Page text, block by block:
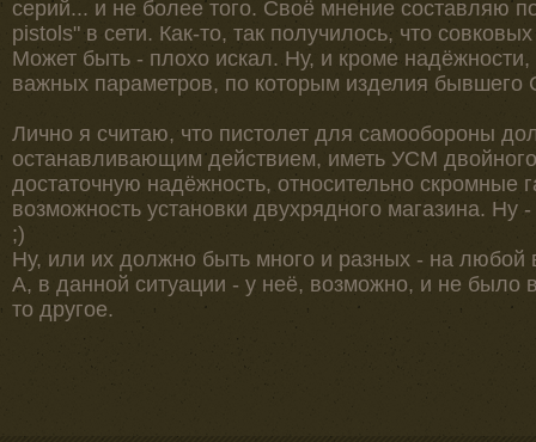
серий... и не более того. Своё мнение составляю
pistols" в сети. Как-то, так получилось, что
Может быть - плохо искал. Ну, и кроме надёжности,
важных параметров, по которым изделия
Лично я считаю, что пистолет для самообороны
останавливающим действием, иметь УСМ
достаточную надёжность, относительно скромные
возможность установки двухрядного магазина. Ну
;)
Ну, или их должно быть много и разных - на любой
А, в данной ситуации - у неё, возможно, и не было
то другое.